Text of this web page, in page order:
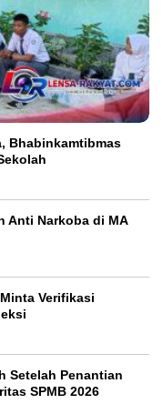
Bhabinkamtibmas
Anti Narkoba di MA
Verifikasi
Setelah Penantian
SPMB 2026